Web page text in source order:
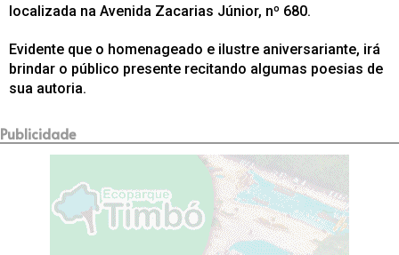
localizada na Avenida Zacarias Júnior, nº 680.
Evidente que o homenageado e ilustre aniversariante, irá
brindar o público presente recitando algumas poesias de
sua autoria.
Publicidade